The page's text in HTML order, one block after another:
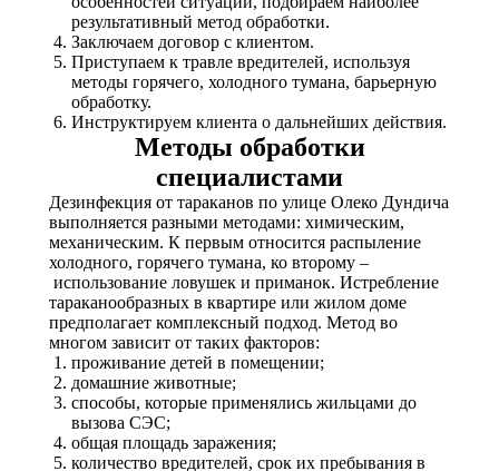
результативный метод обработки.
Заключаем договор с клиентом.
Приступаем к травле вредителей, используя
методы горячего, холодного тумана, барьерную
обработку.
Инструктируем клиента о дальнейших действия.
Методы обработки
специалистами
Дезинфекция от тараканов по улице Олеко Дундича
выполняется разными методами: химическим,
механическим. К первым относится распыление
холодного, горячего тумана, ко второму –
использование ловушек и приманок. Истребление
тараканообразных в квартире или жилом доме
предполагает комплексный подход. Метод во
многом зависит от таких факторов:
проживание детей в помещении;
домашние животные;
способы, которые применялись жильцами до
вызова СЭC;
общая площадь заражения;
количество вредителей, срок их пребывания в